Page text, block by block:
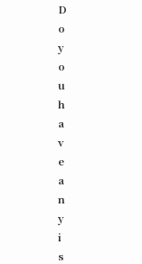
D
o
y
o
u
h
a
v
e
a
n
y
i
s